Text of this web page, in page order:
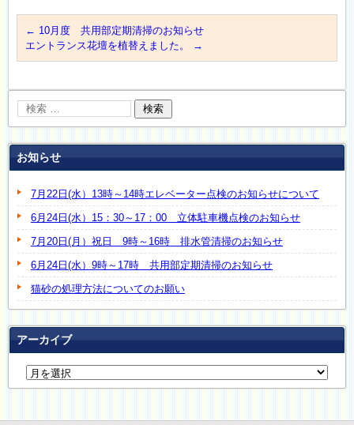
← 10月度 共用部定期清掃のお知らせ
エントランス花壇を植替えました。
→
お知らせ
7月22日(水）13時～14時エレベーター点検のお知らせについて
6月24日(水）15：30～17：00 立体駐車機点検のお知らせ
7月20日(月）祝日 9時～16時 排水管清掃のお知らせ
6月24日(水）9時～17時 共用部定期清掃のお知らせ
猫砂の処理方法についてのお願い
アーカイブ